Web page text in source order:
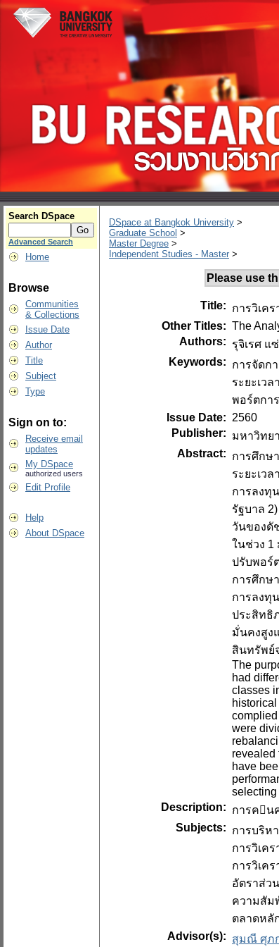
Search DSpace
Advanced Search
Home
Browse
Communities
& Collections
Issue Date
Author
Title
Subject
Type
Sign on to:
Receive email
updates
My DSpace
authorized users
Edit Profile
Help
About DSpace
DSpace at Bangkok University >
Graduate School >
Master Degree >
Independent Studies - Master >
Please use
Title: การวิเค
Other Titles: The
Authors: รุจิเรศ แ
Keywords: การจัดก
ระยะเว
พอร์ตกา
Issue Date: 2560
Publisher: มหาวิทย
Abstract: การศึกษ
ระยะเว
การลงทุ
รัฐบาล
วันของดั
ในช่วง 1
ปรับพอร์
การศึกษ
การลงทุ
ประสิทธิ
มั่นคงสูง
สินทรัพย์
The
had
classes
were
revealed
have
selecting
Description: การคน
Subjects: การบริห
การวิเค
การวิเค
อัตราส่ว
ความสัม
ตลาดหลั
Advisor(s): สุมณี ศุภ